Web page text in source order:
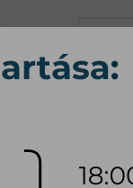
10:00 - 17:00 (18:00
10:00 - 14:00